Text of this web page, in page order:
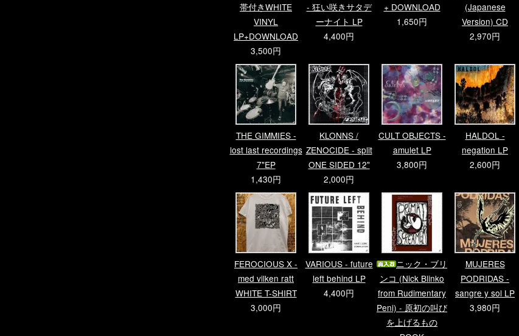
帯付きWHITE
VINYL
LP+DOWNLOAD
3,500円
- 狂い咲きサタデ
ーナイト LP
4,400円
+ DOWNLOAD
1,650円
(Japanese
Version) CD
2,970円
THE GIMMIES -
lost last recordings
7"EP
1,430円
KLONNS /
ZENOCIDE - split
ONE SIDED 12"
2,000円
CULT OBJECTS -
amulet LP
3,800円
HALDOL -
negation LP
2,600円
FEROCIOUS X -
med vilken ratt
WHITE T-SHIRT
3,000円
VARIOUS - future
left behind LP
4,400円
ニック・ブリ
ンコ (Nick Blinko
from Rudimentary
Peni) - 原初の叫び
を上げるもの
MUJERES
PODRIDAS -
sangre y sol LP
3,980円